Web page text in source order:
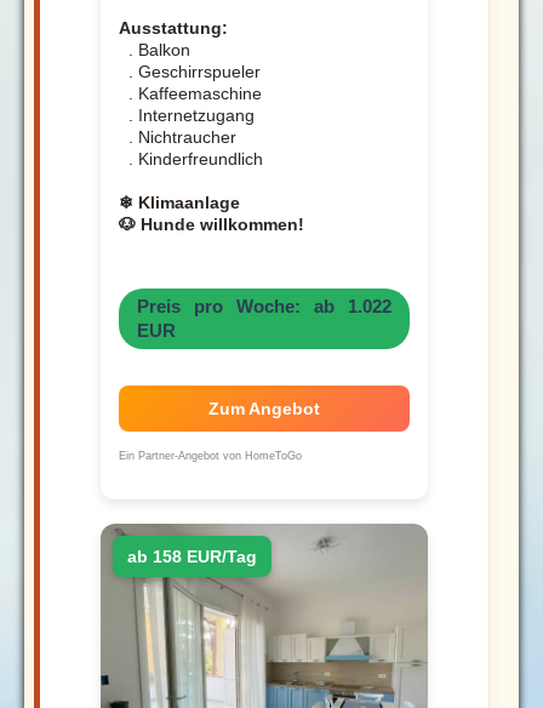
Ausstattung:
. Balkon
. Geschirrspueler
. Kaffeemaschine
. Internetzugang
. Nichtraucher
. Kinderfreundlich
❄ Klimaanlage
🐶 Hunde willkommen!
Preis pro Woche: ab 1.022
EUR
Zum Angebot
Ein Partner-Angebot von HomeToGo
ab 158 EUR/Tag